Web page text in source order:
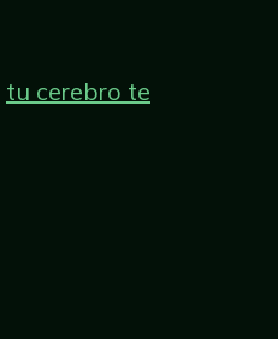
tu cerebro te